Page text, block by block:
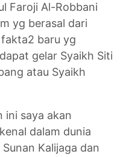
Faroji Al-Robbani
yg berasal dari
baru yg
gelar Syaikh Siti
atau Syaikh
ini saya akan
dalam dunia
Kalijaga dan